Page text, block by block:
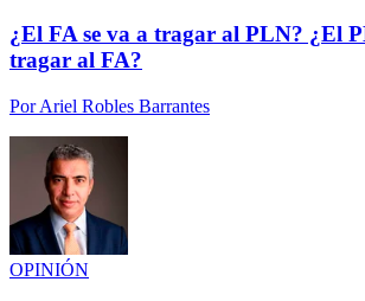
¿El FA se va a tragar al PLN? ¿El
tragar al FA?
PorAriel Robles Barrantes
OPINIÓN